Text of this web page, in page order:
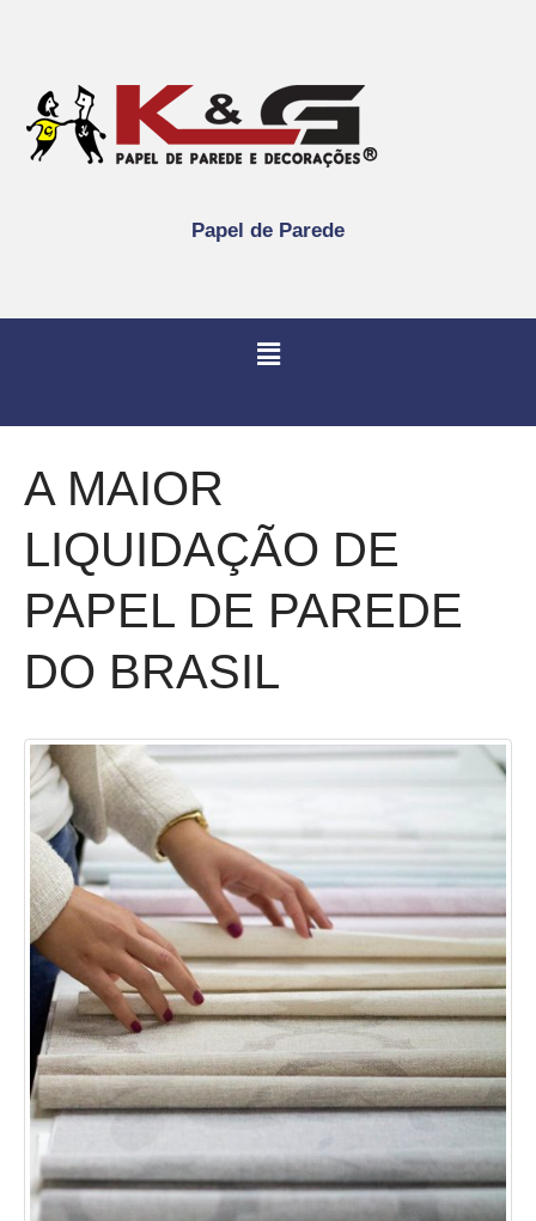
Papel de Parede
A MAIOR
LIQUIDAÇÃO DE
PAPEL DE PAREDE
DO BRASIL